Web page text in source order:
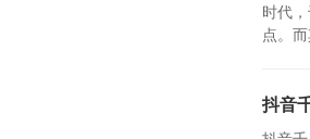
时代
点。
抖音